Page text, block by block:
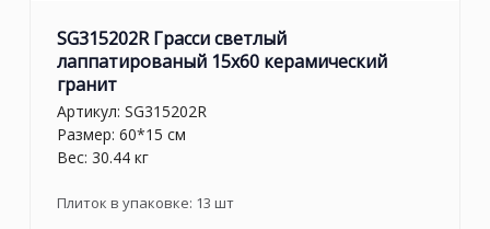
SG315202R Грасси светлый
лаппатированый 15x60 керамический
гранит
Артикул: SG315202R
Размер: 60*15 см
Вес: 30.44 кг
Плиток в упаковке: 13 шт